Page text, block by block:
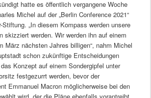
hatte es öffentlich vergangene Woche
Michel auf der „Berlin Conference 2021“
Stiftung. „In diesem Kompass werden unsere
skizziert werden. Wir werden ihn auf einem
März nächsten Jahres billigen“, nahm Michel
schon zukünftige Entscheidungen
Konzept auf einem Sondergipfel unter
festgezurrt werden, bevor der
Emmanuel Macron möglicherweise bei den